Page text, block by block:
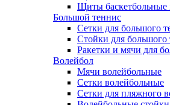
Щиты баскетбольные
Большой теннис
Сетки для большого
Стойки для большого
Ракетки и мячи для
Волейбол
Мячи волейбольные
Сетки волейбольные
Сетки для пляжного